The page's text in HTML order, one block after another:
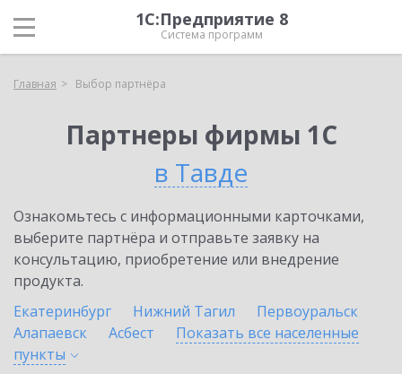
1С:Предприятие 8
Система программ
Главная Выбор партнёра
Партнеры фирмы 1С
в Тавде
Ознакомьтесь с информационными карточками,
выберите партнёра и отправьте заявку на
консультацию, приобретение или внедрение
продукта.
Екатеринбург
Нижний Тагил
Первоуральск
Алапаевск
Асбест
Показать все населенные
пункты